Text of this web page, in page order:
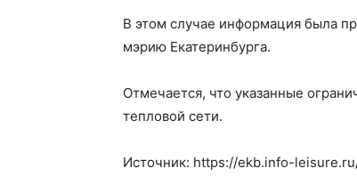
В этом случае информация была
мэрию Екатеринбурга.
Отмечается, что указанные
тепловой сети.
Источник: https://ekb.info-